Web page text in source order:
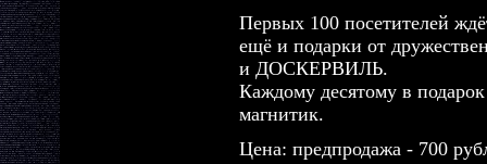
Первых 100 посетителей
ещё и подарки от
и ДОСКЕРВИЛЬ.
Каждому десятому в
магнитик.
Цена: предпродажа - 700